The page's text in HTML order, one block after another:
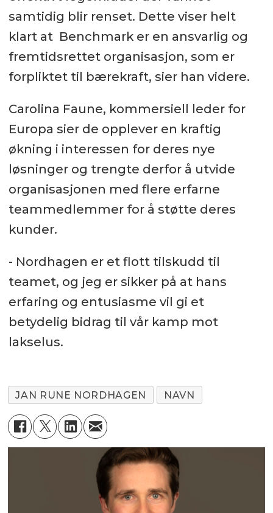
samtidig blir renset. Dette viser helt
klart at Benchmark er en ansvarlig og
fremtidsrettet organisasjon, som er
forpliktet til bærekraft, sier han videre.
Carolina Faune, kommersiell leder for
Europa sier de opplever en kraftig
økning i interessen for deres nye
løsninger og trengte derfor å utvide
organisasjonen med flere erfarne
teammedlemmer for å støtte deres
kunder.
- Nordhagen er et flott tilskudd til
teamet, og jeg er sikker på at hans
erfaring og entusiasme vil gi et
betydelig bidrag til vår kamp mot
lakselus.
JAN RUNE NORDHAGEN NAVN